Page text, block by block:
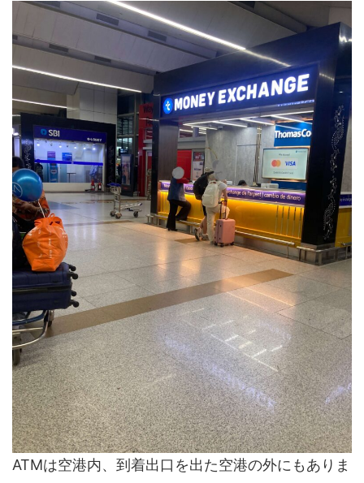
ATMは空港内、到着出口を出た空港の外にもありま